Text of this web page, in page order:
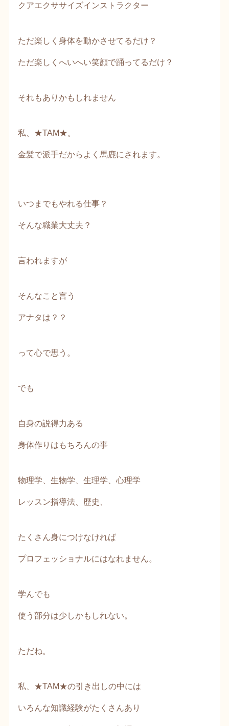
クアエクササイズインストラクター
ただ楽しく身体を動かさせてるだけ？
ただ楽しくへいへい笑顔で踊ってるだけ？
それもありかもしれません
私、★TAM★。
金髪で派手だからよく馬鹿にされます。
いつまでもやれる仕事？
そんな職業大丈夫？
言われますが
そんなこと言う
アナタは？？
って心で思う。
でも
自身の説得力ある
身体作りはもちろんの事
物理学、生物学、生理学、心理学
レッスン指導法、歴史、
たくさん身につけなければ
プロフェッショナルにはなれません。
学んでも
使う部分は少しかもしれない。
ただね。
私、★TAM★の引き出しの中には
いろんな知識経験がたくさんあり